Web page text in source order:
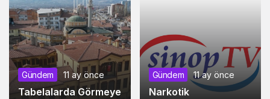
Gündem 11 ay önce
Tabelalarda Görmeye
Gündem 11 ay önce
Narkotik